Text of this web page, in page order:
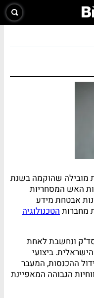
מובילה שהוקמה בשנת
האש המסחריות
אבטחת מידע
מחברותהטכנולוגיה
ונחשבת לאחת
ביצועי
ההכנסות, המעבר
הגבוהה המאפיינת